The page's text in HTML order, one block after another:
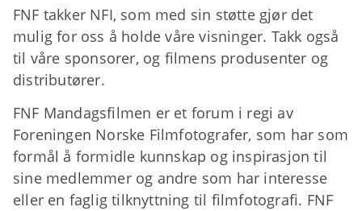
FNF takker NFI, som med sin støtte gjør det
mulig for oss å holde våre visninger. Takk også
til våre sponsorer, og filmens produsenter og
distributører.
FNF Mandagsfilmen er et forum i regi av
Foreningen Norske Filmfotografer, som har som
formål å formidle kunnskap og inspirasjon til
sine medlemmer og andre som har interesse
eller en faglig tilknyttning til filmfotografi. FNF